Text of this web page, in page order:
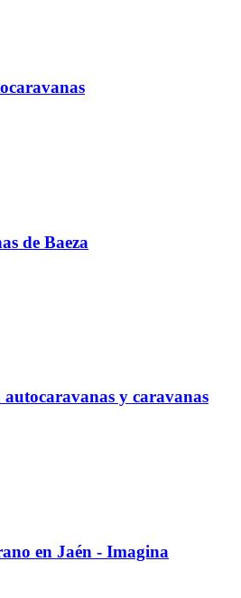
de Baeza
y caravanas
en Jaén - Imagina